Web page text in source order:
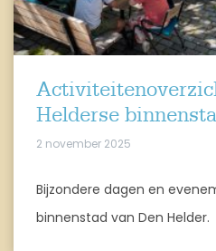
Helderse
2 november 2025
Bijzondere dagen en
binnenstad van Den Helder.